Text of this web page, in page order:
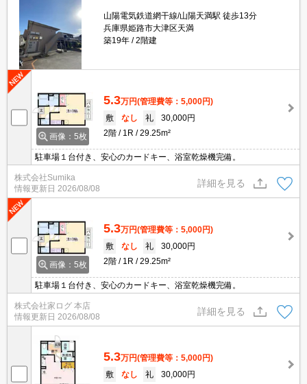
山陽電気鉄道網干線/山陽天満駅 徒歩13分
兵庫県姫路市大津区天満
築19年
2階建
画像：5枚
5.3万円(管理費等：5,000円)
敷
なし 礼
30,000円
2階
1R 29.25m²
駐車場１台付き、安心のカードキー、浴室乾燥機完備。
株式会社Sumika
情報更新日 2026/08/08
詳細を見る
画像：5枚
5.3万円(管理費等：5,000円)
敷
なし 礼
30,000円
2階
1R 29.25m²
駐車場１台付き、安心のカードキー、浴室乾燥機完備。
株式会社家ログ 本店
情報更新日 2026/08/08
詳細を見る
5.3万円(管理費等：5,000円)
敷
なし 礼
30,000円